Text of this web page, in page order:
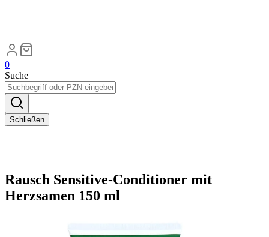
0
Suche
Schließen
Rausch Sensitive-Conditioner mit
Herzsamen 150 ml